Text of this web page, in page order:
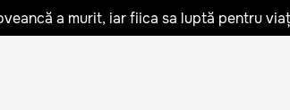
a murit, iar fiica sa luptă pentru